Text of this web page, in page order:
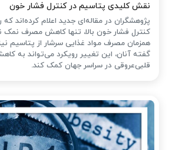
نقش کلیدی پتاسیم در کنترل فشار خون
پژوهشگران در مقاله‌ای جدید اعلام کرده‌اند که
کنترل فشار خون بالا، تنها کاهش مصرف نمک
همزمان مصرف مواد غذایی سرشار از پتاسیم
گفته آنان، این تغییر رویکرد می‌تواند به
قلبی‌عروقی در سراسر جهان کمک کند.